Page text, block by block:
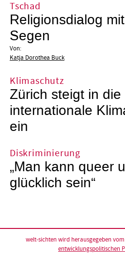
Tschad
Religionsdialog
Segen
Von:
Katja Dorothea Buck
Klimaschutz
Zürich steigt in die
internationale
ein
Diskriminierung
„Man kann queer
glücklich sein“
welt-sichten wird herausgegeben vom
entwicklungspolitischen